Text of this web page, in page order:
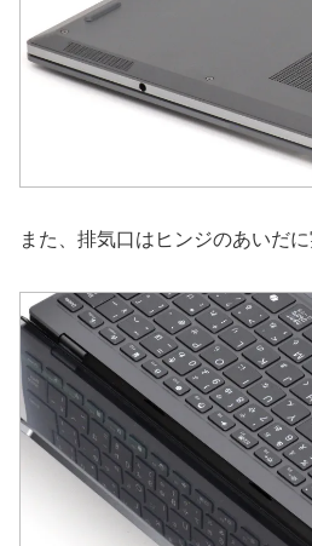
また、排気口はヒンジのあいだに